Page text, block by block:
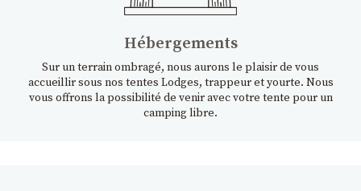
Hébergements
Sur un terrain ombragé, nous aurons le plaisir de vous
accueillir sous nos tentes Lodges, trappeur et yourte. Nous
vous offrons la possibilité de venir avec votre tente pour un
camping libre.